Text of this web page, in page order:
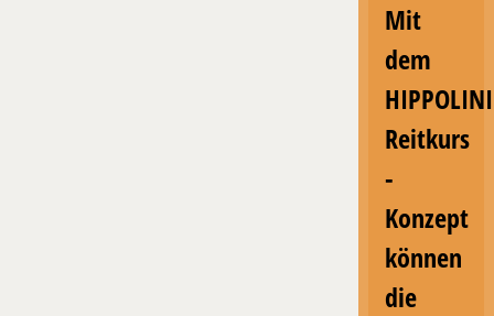
Mit
dem
Reitkurs
-
Konzept
können
die